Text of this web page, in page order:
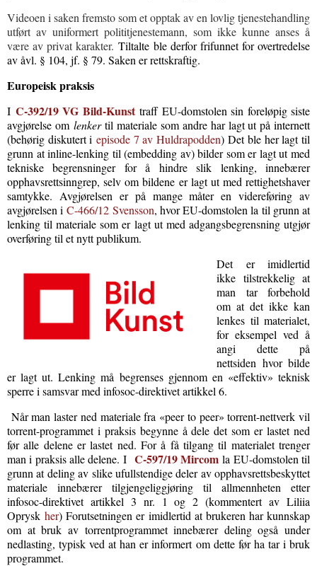
Videoen i saken fremsto som et opptak av en lovlig tjenestehandling
utført av uniformert polititjenestemann, som ikke kunne anses å
være av privat karakter.Tiltalte ble derfor frifunnet for overtredelse
av åvl. § 104, jf. § 79. Saken er rettskraftig.
Europeisk praksis
I C-392/19 VG Bild-Kunst traff EU-domstolen sin foreløpig siste
avgjørelse om lenkertil materiale som andre har lagt ut på internett
(behørig diskutert i episode 7 av Huldrapodden)Det ble her lagt til
grunn at inline-lenking til (embedding av) bilder som er lagt ut med
tekniske begrensninger for å hindre slik lenking, innebærer
opphavsrettsinngrep, selv om bildene er lagt ut med rettighetshaver
samtykke. Avgjørelsen er på mange måter en videreføring av
avgjørelsen iC-466/12 Svensson, hvor EU-domstolen la til grunn at
lenking til materiale som er lagt ut med adgangsbegrensning utgjør
overføring til et nytt publikum.
Det er imidlertid
ikke tilstrekkelig at
man tar forbehold
om at det ikke kan
lenkes til materialet,
for eksempel ved å
angi dette på
nettsiden hvor bilde
er lagt ut. Lenking må begrenses gjennom en «effektiv» teknisk
sperre i samsvar med infosoc-direktivet artikkel 6.
Når man laster ned materiale fra «peer to peer» torrent-nettverk vil
torrent-programmet i praksis begynne å dele det som er lastet ned
før alle delene er lastet ned. For å få tilgang til materialet trenger
man i praksis alle delene. I C-597/19 Mircomla EU-domstolen til
grunn at deling av slike ufullstendige deler av opphavsrettsbeskyttet
materiale innebærer tilgjengeliggjøring til allmennheten etter
infosoc-direktivet artikkel 3 nr. 1 og 2 (kommentert av Liliia
Opryskher) Forutsetningen er imidlertid at brukeren har kunnskap
om at bruk av torrentprogrammet innebærer deling også under
nedlasting, typisk ved at han er informert om dette før ha tar i bruk
programmet.